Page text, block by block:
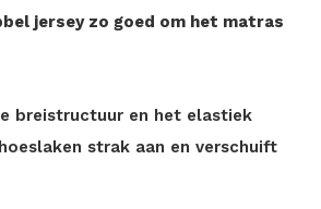
jersey zo goed om het matras
breistructuur en het elastiek
strak aan en verschuift